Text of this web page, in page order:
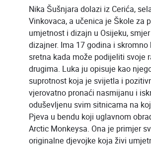
Nika Šušnjara dolazi iz Cerića,
Vinkovaca, a učenica je Škole za
umjetnost i dizajn u Osijeku,
dizajner. Ima 17 godina i skromno
sretna kada može podijeliti svoje
drugima. Luka ju opisuje kao
suprotnost koja je svijetla i
vjerovatno pronaći nasmijanu i
oduševljenu svim sitnicama na
Pjeva u bendu koji uglavnom
Arctic Monkeysa. Ona je primjer
originalne djevojke koja živi